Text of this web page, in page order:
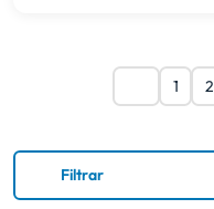
1 2
Filtrar